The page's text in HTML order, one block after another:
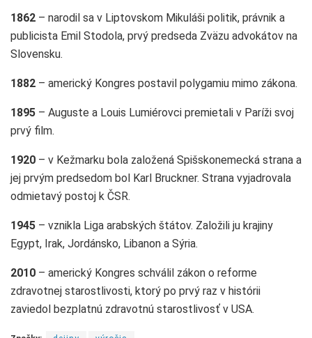
1862 – narodil sa v Liptovskom Mikuláši politik, právnik a
publicista Emil Stodola, prvý predseda Zväzu advokátov na
Slovensku.
1882 – americký Kongres postavil polygamiu mimo zákona.
1895 – Auguste a Louis Lumiérovci premietali v Paríži svoj
prvý film.
1920 – v Kežmarku bola založená Spišskonemecká strana a
jej prvým predsedom bol Karl Bruckner. Strana vyjadrovala
odmietavý postoj k ČSR.
1945 – vznikla Liga arabských štátov. Založili ju krajiny
Egypt, Irak, Jordánsko, Libanon a Sýria.
2010 – americký Kongres schválil zákon o reforme
zdravotnej starostlivosti, ktorý po prvý raz v histórii
zaviedol bezplatnú zdravotnú starostlivosť v USA.